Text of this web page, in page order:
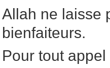
Allah ne laisse
bienfaiteurs.
Pour tout